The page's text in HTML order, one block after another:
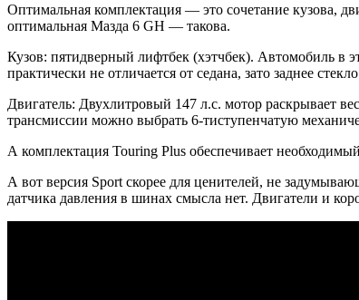
Оптимальная комплектация — это сочетание кузова,
оптимальная Мазда 6 GH — такова.
Кузов: пятидверный лифтбек (хэтчбек). Автомобиль в
практически не отличается от седана, зато заднее
Двигатель: Двухлитровый 147 л.с. мотор раскрывает
трансмиссии можно выбрать 6-тиступенчатую
А комплектация Touring Plus обеспечивает
А вот версия Sport скорее для ценителей, не
датчика давления в шинах смысла нет. Двигатели и